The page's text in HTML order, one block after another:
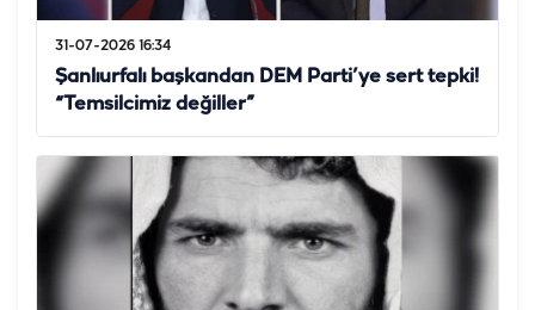
31-07-2026 16:34
Şanlıurfalı başkandan DEM Parti’ye sert tepki!
“Temsilcimiz değiller”